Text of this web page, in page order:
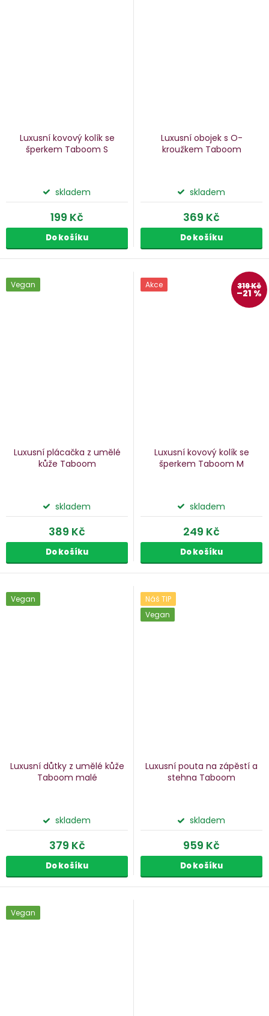
Luxusní kovový kolík se
šperkem Taboom S
skladem
199 Kč
Do košíku
Luxusní obojek s O-
kroužkem Taboom
skladem
369 Kč
Do košíku
Vegan
Luxusní plácačka z umělé
kůže Taboom
skladem
389 Kč
Do košíku
Akce 319 Kč
–21 %
Luxusní kovový kolík se
šperkem Taboom M
skladem
249 Kč
Do košíku
Vegan
Luxusní důtky z umělé kůže
Taboom malé
skladem
379 Kč
Do košíku
Náš TIP
Vegan
Luxusní pouta na zápěstí a
stehna Taboom
skladem
959 Kč
Do košíku
Vegan